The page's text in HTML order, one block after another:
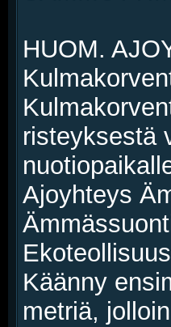
HUOM.
risteyksestä
Ajoyhteys
Käänny
metriä,